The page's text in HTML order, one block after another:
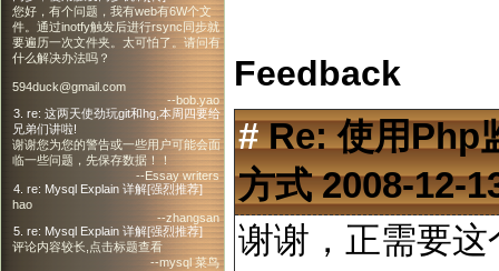
您好，有个问题，我有web有6W个文
件。通过inotfy触发后进行rsync同步就
要遍历一次文件夹。太可怕了。请问有
什么解决办法吗？
594duck@gmail.com
--bob.yao
3. re: 这两天使劲玩git和hg,本周四要给
兄弟们讲啦!
谢谢您为您的警告或一些用户可能会面
临一些问题，先保存数据！！
--Essay writers
4. re: Mysql Explain 详解[强烈推荐]
hao
--zhangsan
5. re: Mysql Explain 详解[强烈推荐]
评论内容较长,点击标题查看
--mysql 菜鸟
Feedback
# Re: 使用php
方式 2008-12-
谢谢，正需要